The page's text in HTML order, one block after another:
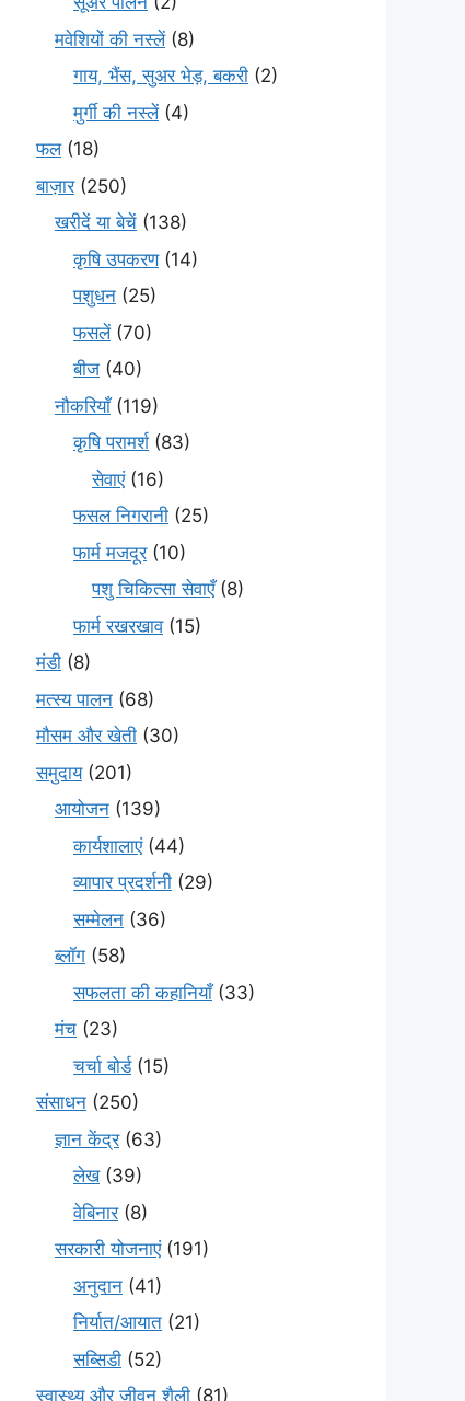
मवेशियों की नस्लें(8)
गाय, भैंस, सुअर भेड़, बकरी (2)
मुर्गी की नस्लें(4)
फल(18)
बाज़ार(250)
खरीदें या बेचें (138)
कृषि उपकरण(14)
पशुधन (25)
फसलें(70)
बीज (40)
नौकरियाँ(119)
कृषि परामर्श(83)
सेवाएं(16)
फसल निगरानी (25)
फार्म मजदूर(10)
पशु चिकित्सा सेवाएँ(8)
फार्म रखरखाव(15)
मंडी (8)
मत्स्य पालन (68)
मौसम और खेती (30)
समुदाय(201)
आयोजन (139)
कार्यशालाएं(44)
व्यापार प्रदर्शनी (29)
सम्मेलन (36)
ब्लॉग (58)
सफलता की कहानियाँ(33)
मंच (23)
चर्चा बोर्ड(15)
संसाधन (250)
ज्ञान केंद्र(63)
लेख(39)
वेबिनार(8)
सरकारी योजनाएं(191)
अनुदान (41)
निर्यात/आयात (21)
सब्सिडी (52)
स्वास्थ्य और जीवन शैली (81)